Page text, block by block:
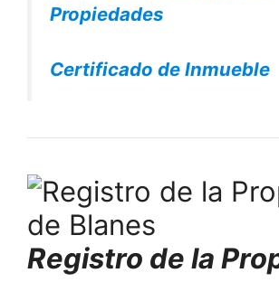
Propiedades
Certificado de Inmueble
Registro de la